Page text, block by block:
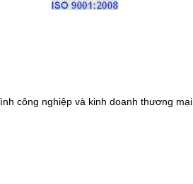
công nghiệp và kinh doanh thương mại.